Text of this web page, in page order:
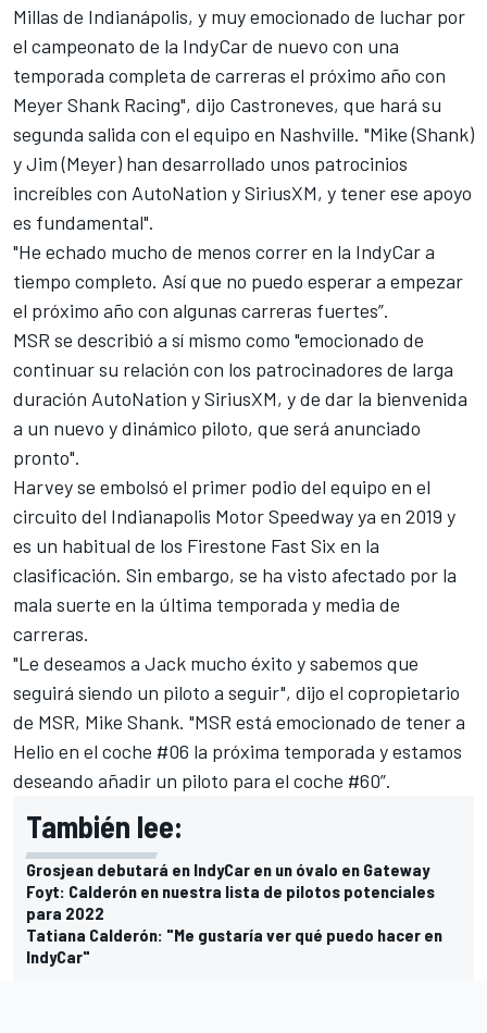
Millas de Indianápolis, y muy emocionado de luchar por
el campeonato de la IndyCar de nuevo con una
temporada completa de carreras el próximo año con
Meyer Shank Racing", dijo Castroneves, que hará su
segunda salida con el equipo en Nashville. "Mike (Shank)
y Jim (Meyer) han desarrollado unos patrocinios
increíbles con AutoNation y SiriusXM, y tener ese apoyo
es fundamental".
"He echado mucho de menos correr en la IndyCar a
tiempo completo. Así que no puedo esperar a empezar
el próximo año con algunas carreras fuertes”.
MSR se describió a sí mismo como "emocionado de
continuar su relación con los patrocinadores de larga
duración AutoNation y SiriusXM, y de dar la bienvenida
a un nuevo y dinámico piloto, que será anunciado
pronto".
Harvey se embolsó el primer podio del equipo en el
circuito del Indianapolis Motor Speedway ya en 2019 y
es un habitual de los Firestone Fast Six en la
clasificación. Sin embargo, se ha visto afectado por la
mala suerte en la última temporada y media de
carreras.
"Le deseamos a Jack mucho éxito y sabemos que
seguirá siendo un piloto a seguir", dijo el copropietario
de MSR, Mike Shank. "MSR está emocionado de tener a
Helio en el coche #06 la próxima temporada y estamos
deseando añadir un piloto para el coche #60”.
También lee:
Grosjean debutará en IndyCar en un óvalo en Gateway
Foyt: Calderón en nuestra lista de pilotos potenciales
para 2022
Tatiana Calderón: "Me gustaría ver qué puedo hacer en
IndyCar"